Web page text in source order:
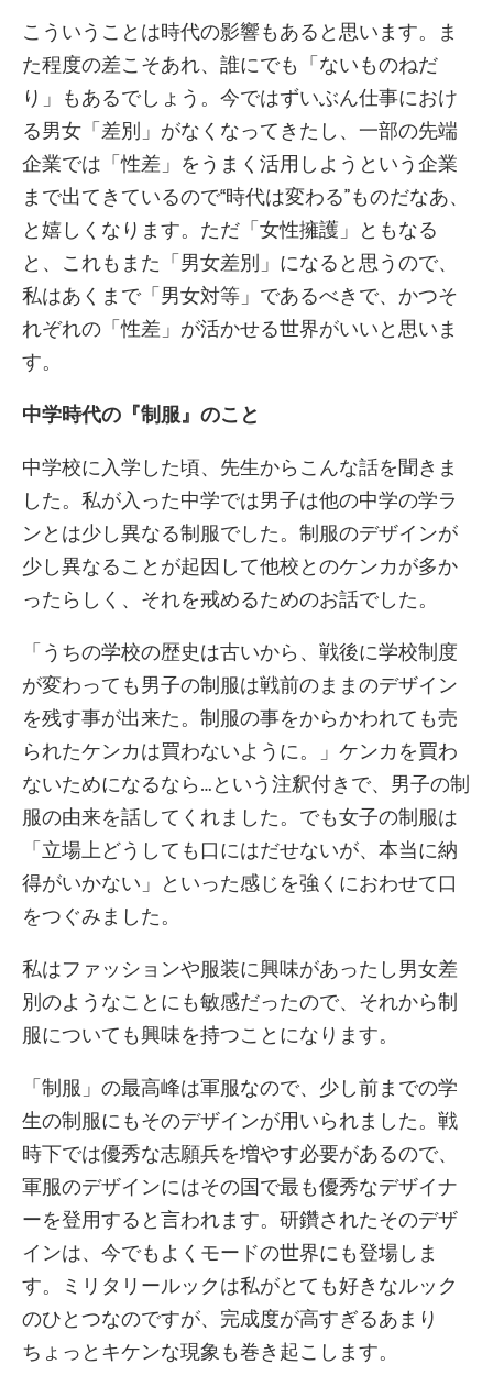
こういうことは時代の影響もあると思います。ま
た程度の差こそあれ、誰にでも「ないものねだ
り」もあるでしょう。今ではずいぶん仕事におけ
る男女「差別」がなくなってきたし、一部の先端
企業では「性差」をうまく活用しようという企業
まで出てきているので“時代は変わる”ものだなあ、
と嬉しくなります。ただ「女性擁護」ともなる
と、これもまた「男女差別」になると思うので、
私はあくまで「男女対等」であるべきで、かつそ
れぞれの「性差」が活かせる世界がいいと思いま
す。
中学時代の『制服』のこと
中学校に入学した頃、先生からこんな話を聞きま
した。私が入った中学では男子は他の中学の学ラ
ンとは少し異なる制服でした。制服のデザインが
少し異なることが起因して他校とのケンカが多か
ったらしく、それを戒めるためのお話でした。
「うちの学校の歴史は古いから、戦後に学校制度
が変わっても男子の制服は戦前のままのデザイン
を残す事が出来た。制服の事をからかわれても売
られたケンカは買わないように。」ケンカを買わ
ないためになるなら…という注釈付きで、男子の制
服の由来を話してくれました。でも女子の制服は
「立場上どうしても口にはだせないが、本当に納
得がいかない」といった感じを強くにおわせて口
をつぐみました。
私はファッションや服装に興味があったし男女差
別のようなことにも敏感だったので、それから制
服についても興味を持つことになります。
「制服」の最高峰は軍服なので、少し前までの学
生の制服にもそのデザインが用いられました。戦
時下では優秀な志願兵を増やす必要があるので、
軍服のデザインにはその国で最も優秀なデザイナ
ーを登用すると言われます。研鑽されたそのデザ
インは、今でもよくモードの世界にも登場しま
す。ミリタリールックは私がとても好きなルック
のひとつなのですが、完成度が高すぎるあまり
ちょっとキケンな現象も巻き起こします。